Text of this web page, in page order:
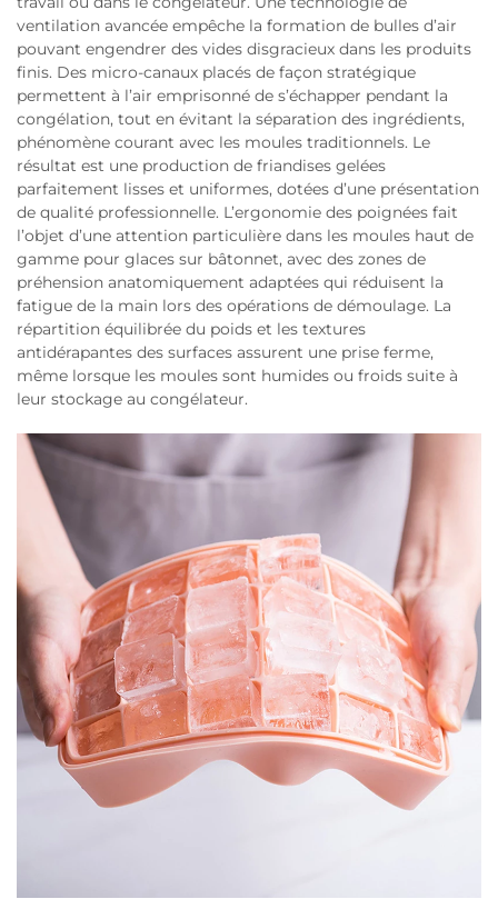
ventilation avancée empêche la formation de bulles d’air
pouvant engendrer des vides disgracieux dans les produits
finis. Des micro-canaux placés de façon stratégique
permettent à l’air emprisonné de s’échapper pendant la
congélation, tout en évitant la séparation des ingrédients,
phénomène courant avec les moules traditionnels. Le
résultat est une production de friandises gelées
parfaitement lisses et uniformes, dotées d’une présentation
de qualité professionnelle. L’ergonomie des poignées fait
l’objet d’une attention particulière dans les moules haut de
gamme pour glaces sur bâtonnet, avec des zones de
préhension anatomiquement adaptées qui réduisent la
fatigue de la main lors des opérations de démoulage. La
répartition équilibrée du poids et les textures
antidérapantes des surfaces assurent une prise ferme,
même lorsque les moules sont humides ou froids suite à
leur stockage au congélateur.